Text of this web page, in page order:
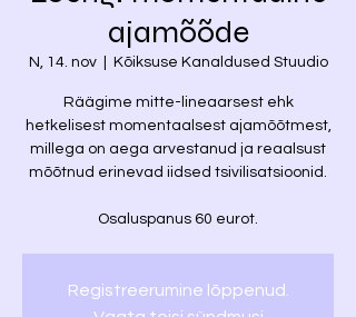
ajamõõde
N, 14. nov
  |
Kõiksuse Kanaldused Stuudio
Räägime mitte-lineaarsest ehk
hetkelisest momentaalsest ajamõõtmest,
millega on aega arvestanud ja reaalsust
mõõtnud erinevad iidsed tsivilisatsioonid.
Osaluspanus 60 eurot.
Registreerumine lõppenud.